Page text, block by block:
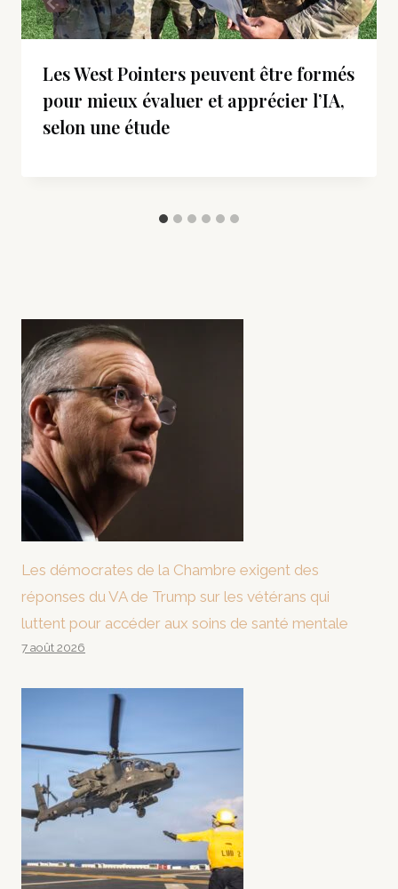
Les West Pointers peuvent être formés
pour mieux évaluer et apprécier l’IA,
selon une étude
Les démocrates de la Chambre exigent des
réponses du VA de Trump sur les vétérans qui
luttent pour accéder aux soins de santé mentale
7 août 2026